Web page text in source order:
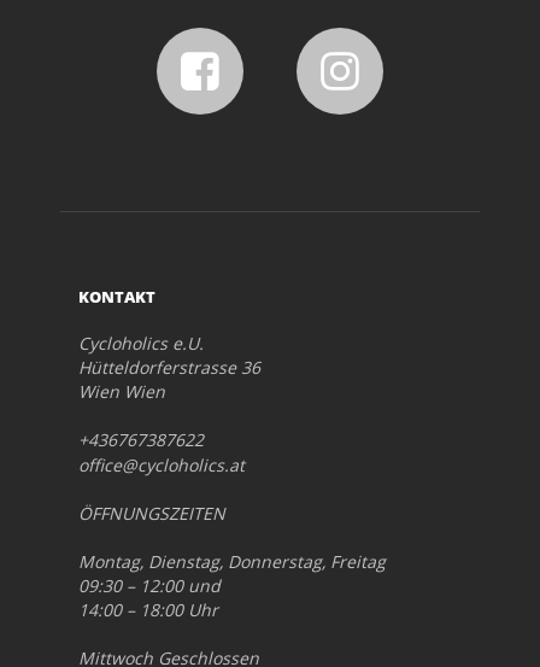
KONTAKT
Cycloholics e.U.
Hütteldorferstrasse 36
Wien Wien
+436767387622
office@cycloholics.at
ÖFFNUNGSZEITEN
Montag, Dienstag, Donnerstag, Freitag
09:30 – 12:00 und
14:00 – 18:00 Uhr
Mittwoch Geschlossen